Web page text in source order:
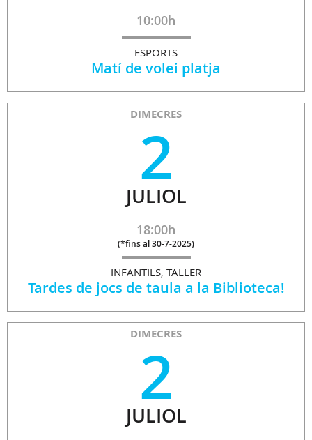
10:00h
ESPORTS
Matí de volei platja
DIMECRES
2
JULIOL
18:00h
(*fins al 30-7-2025)
INFANTILS, TALLER
Tardes de jocs de taula a la Biblioteca!
DIMECRES
2
JULIOL